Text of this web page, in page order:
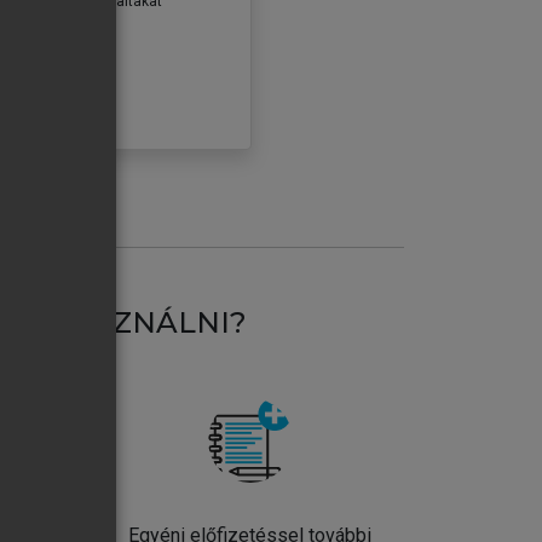
HASZNÁLNI?
Egyéni előfizetéssel további